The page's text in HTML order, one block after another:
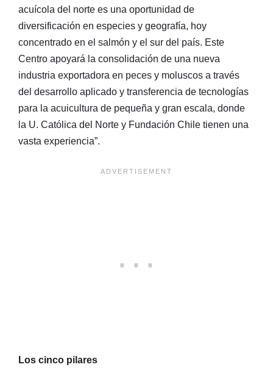
acuícola del norte es una oportunidad de
diversificación en especies y geografía, hoy
concentrado en el salmón y el sur del país. Este
Centro apoyará la consolidación de una nueva
industria exportadora en peces y moluscos a través
del desarrollo aplicado y transferencia de tecnologías
para la acuicultura de pequeña y gran escala, donde
la U. Católica del Norte y Fundación Chile tienen una
vasta experiencia”.
Los cinco pilares